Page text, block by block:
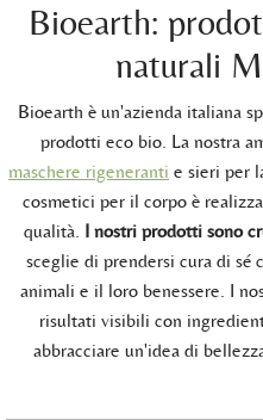
Bioearth:
naturali
Bioearth è un'azienda italiana
prodotti eco bio. La nostra
maschere rigeneranti e sieri per
cosmetici per il corpo è
qualità. I nostri prodotti sono
sceglie di prendersi cura di
animali e il loro benessere. I
risultati visibili con
abbracciare un'idea di